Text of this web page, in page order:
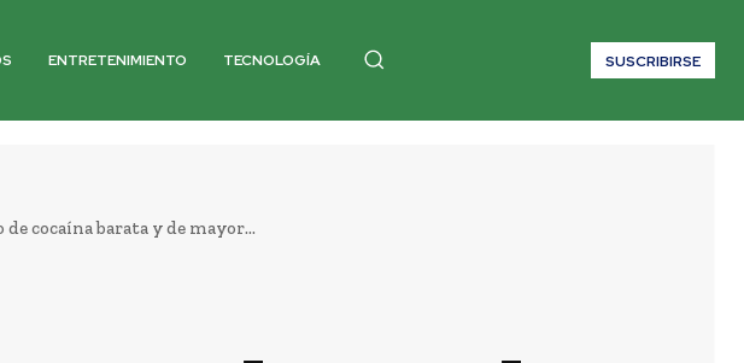
ENTRETENIMIENTO TECNOLOGÍA SUSCRIBIRSE
cocaína barata y de mayor...